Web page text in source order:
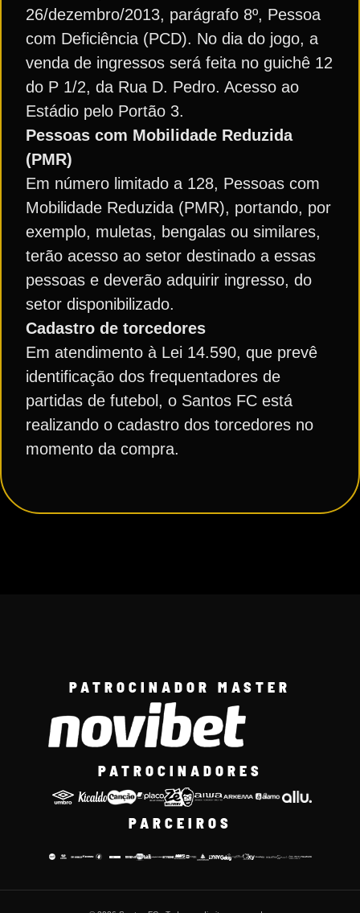
26/dezembro/2013, parágrafo 8º, Pessoa
com Deficiência (PCD). No dia do jogo, a
venda de ingressos será feita no guichê 12
do P 1/2, da Rua D. Pedro. Acesso ao
Estádio pelo Portão 3.
Pessoas com Mobilidade Reduzida
(PMR)
Em número limitado a 128, Pessoas com
Mobilidade Reduzida (PMR), portando, por
exemplo, muletas, bengalas ou similares,
terão acesso ao setor destinado a essas
pessoas e deverão adquirir ingresso, do
setor disponibilizado.
Cadastro de torcedores
Em atendimento à Lei 14.590, que prevê
identificação dos frequentadores de
partidas de futebol, o Santos FC está
realizando o cadastro dos torcedores no
momento da compra.
PATROCINADOR MASTER
PATROCINADORES
PARCEIROS